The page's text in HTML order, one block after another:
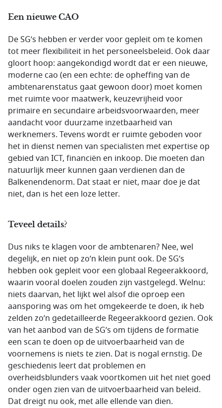
Een nieuwe CAO
De SG’s hebben er verder voor gepleit om te komen
tot meer flexibiliteit in het personeelsbeleid. Ook daar
gloort hoop: aangekondigd wordt dat er een nieuwe,
moderne cao (en een echte: de opheffing van de
ambtenarenstatus gaat gewoon door) moet komen
met ruimte voor maatwerk, keuzevrijheid voor
primaire en secundaire arbeidsvoorwaarden, meer
aandacht voor duurzame inzetbaarheid van
werknemers. Tevens wordt er ruimte geboden voor
het in dienst nemen van specialisten met expertise op
gebied van ICT, financiën en inkoop. Die moeten dan
natuurlijk meer kunnen gaan verdienen dan de
Balkenendenorm. Dat staat er niet, maar doe je dat
niet, dan is het een loze letter.
Teveel details?
Dus niks te klagen voor de ambtenaren? Nee, wel
degelijk, en niet op zo’n klein punt ook. De SG’s
hebben ook gepleit voor een globaal Regeerakkoord,
waarin vooral doelen zouden zijn vastgelegd. Welnu:
niets daarvan, het lijkt wel alsof die oproep een
aansporing was om het omgekeerde te doen, ik heb
zelden zo’n gedetailleerde Regeerakkoord gezien. Ook
van het aanbod van de SG’s om tijdens de formatie
een scan te doen op de uitvoerbaarheid van de
voornemens is niets te zien. Dat is nogal ernstig. De
geschiedenis leert dat problemen en
overheidsblunders vaak voortkomen uit het niet goed
onder ogen zien van de uitvoerbaarheid van beleid.
Dat dreigt nu ook, met alle ellende van dien.